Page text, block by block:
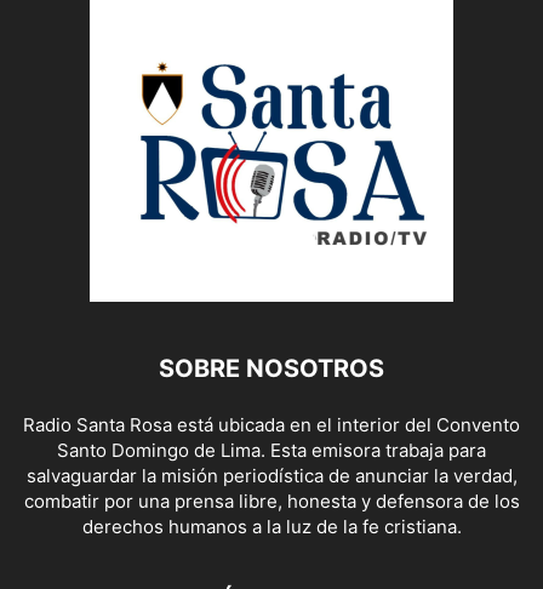
SOBRE NOSOTROS
Radio Santa Rosa está ubicada en el interior del Convento
Santo Domingo de Lima. Esta emisora trabaja para
salvaguardar la misión periodística de anunciar la verdad,
combatir por una prensa libre, honesta y defensora de los
derechos humanos a la luz de la fe cristiana.